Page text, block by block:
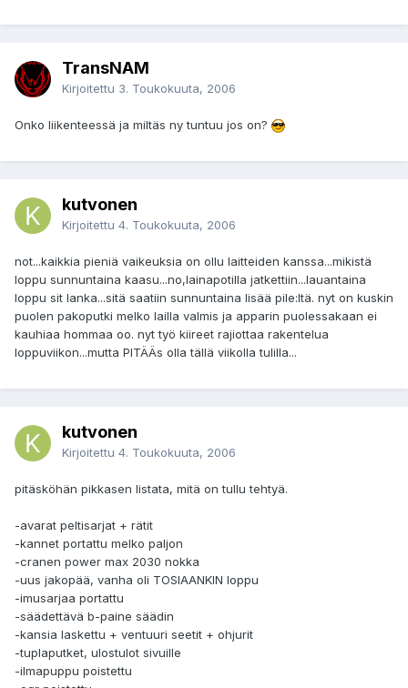
TransNAM
Kirjoitettu 3. Toukokuuta, 2006
Onko liikenteessä ja miltäs ny tuntuu jos on?
kutvonen
Kirjoitettu 4. Toukokuuta, 2006
not...kaikkia pieniä vaikeuksia on ollu laitteiden kanssa...mikistä
loppu sunnuntaina kaasu...no,lainapotilla jatkettiin...lauantaina
loppu sit lanka...sitä saatiin sunnuntaina lisää pile:ltä. nyt on kuskin
puolen pakoputki melko lailla valmis ja apparin puolessakaan ei
kauhiaa hommaa oo. nyt työ kiireet rajiottaa rakentelua
loppuviikon...mutta PITÄÄs olla tällä viikolla tulilla...
kutvonen
Kirjoitettu 4. Toukokuuta, 2006
pitäsköhän pikkasen listata, mitä on tullu tehtyä.
-avarat peltisarjat + rätit
-kannet portattu melko paljon
-cranen power max 2030 nokka
-uus jakopää, vanha oli TOSIAANKIN loppu
-imusarjaa portattu
-säädettävä b-paine säädin
-kansia laskettu + ventuuri seetit + ohjurit
-tuplaputket, ulostulot sivuille
-ilmapuppu poistettu